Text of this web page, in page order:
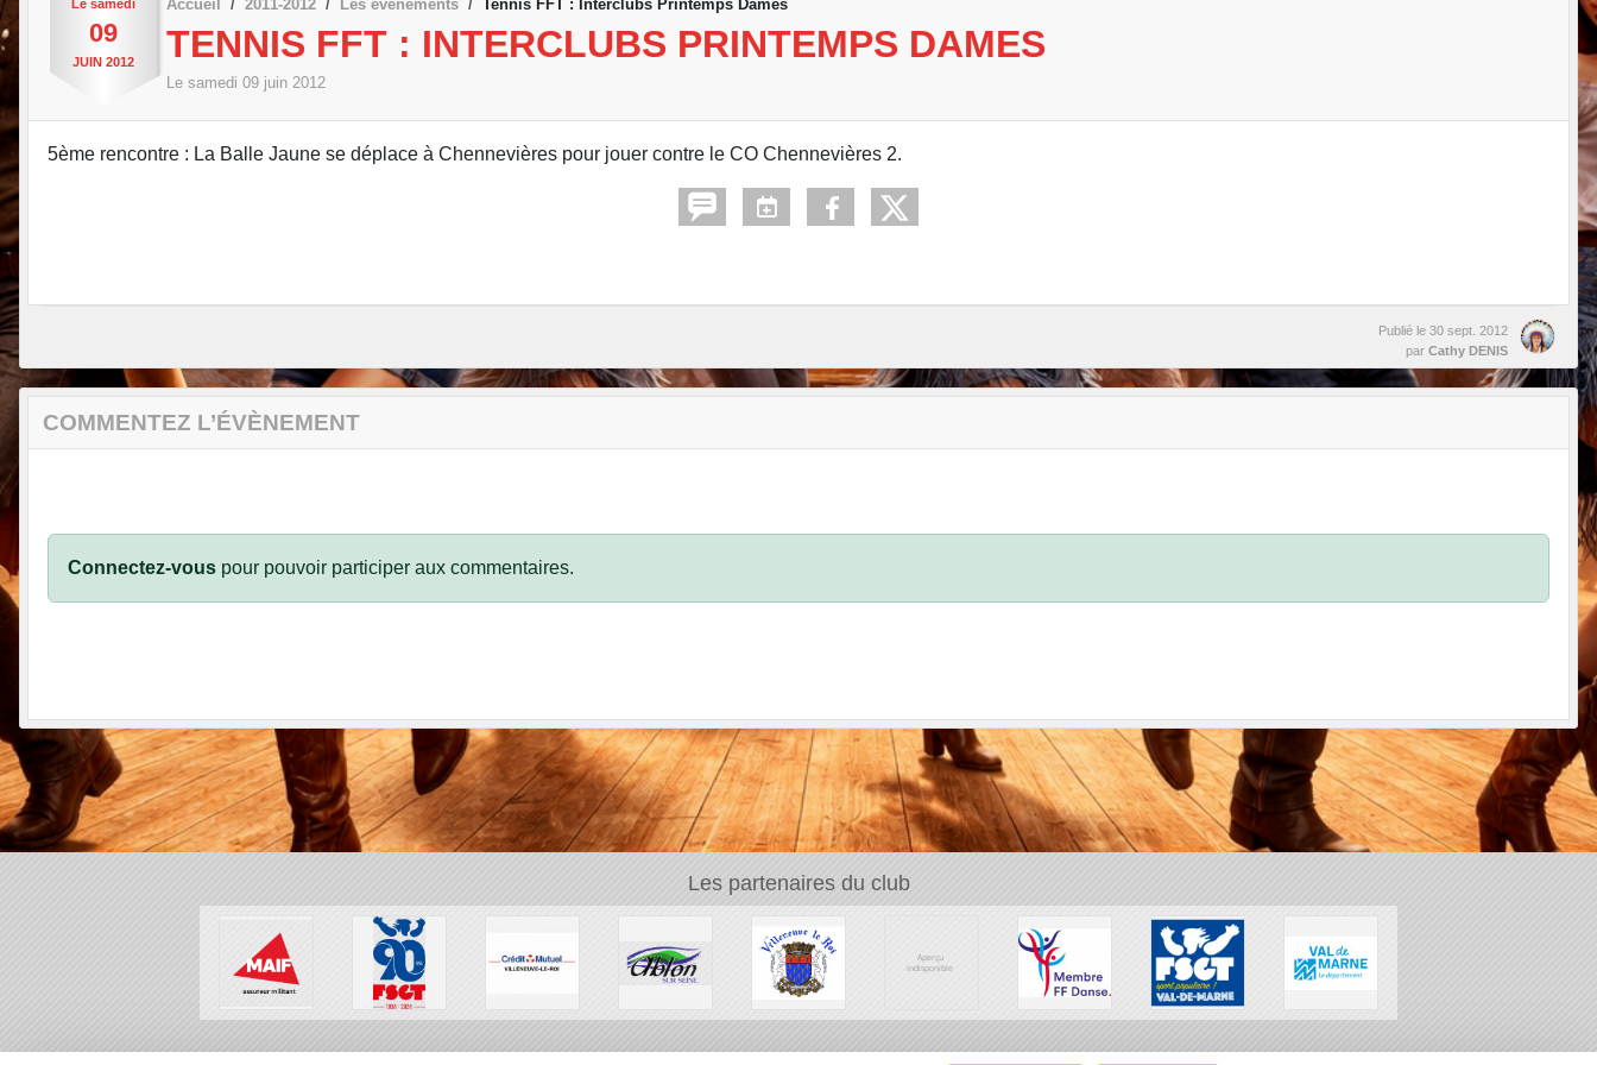
Le samedi
09
JUIN 2012
Accueil 2011-2012 Les évènements Tennis FFT : Interclubs Printemps Dames
TENNIS FFT : INTERCLUBS PRINTEMPS DAMES
Le samedi 09 juin 2012
5ème rencontre : La Balle Jaune se déplace à Chennevières pour jouer contre le CO Chennevières 2.
Publié le 30 sept. 2012
par Cathy DENIS
COMMENTEZ L’ÉVÈNEMENT
Connectez-vous pour pouvoir participer aux commentaires.
Les partenaires du club